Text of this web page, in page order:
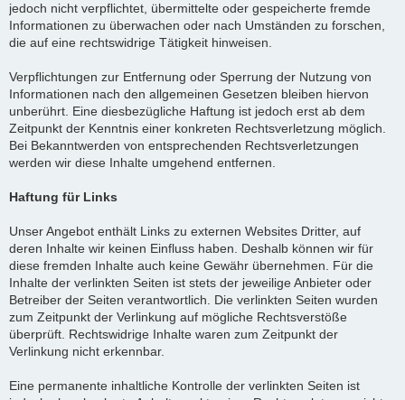
jedoch nicht verpflichtet, übermittelte oder gespeicherte fremde
Informationen zu überwachen oder nach Umständen zu forschen,
die auf eine rechtswidrige Tätigkeit hinweisen.
Verpflichtungen zur Entfernung oder Sperrung der Nutzung von
Informationen nach den allgemeinen Gesetzen bleiben hiervon
unberührt. Eine diesbezügliche Haftung ist jedoch erst ab dem
Zeitpunkt der Kenntnis einer konkreten Rechtsverletzung möglich.
Bei Bekanntwerden von entsprechenden Rechtsverletzungen
werden wir diese Inhalte umgehend entfernen.
Haftung für Links
Unser Angebot enthält Links zu externen Websites Dritter, auf
deren Inhalte wir keinen Einfluss haben. Deshalb können wir für
diese fremden Inhalte auch keine Gewähr übernehmen. Für die
Inhalte der verlinkten Seiten ist stets der jeweilige Anbieter oder
Betreiber der Seiten verantwortlich. Die verlinkten Seiten wurden
zum Zeitpunkt der Verlinkung auf mögliche Rechtsverstöße
überprüft. Rechtswidrige Inhalte waren zum Zeitpunkt der
Verlinkung nicht erkennbar.
Eine permanente inhaltliche Kontrolle der verlinkten Seiten ist